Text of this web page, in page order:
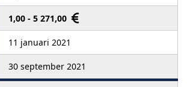
1,00 - 5 271,00
11 januari 2021
30 september 2021